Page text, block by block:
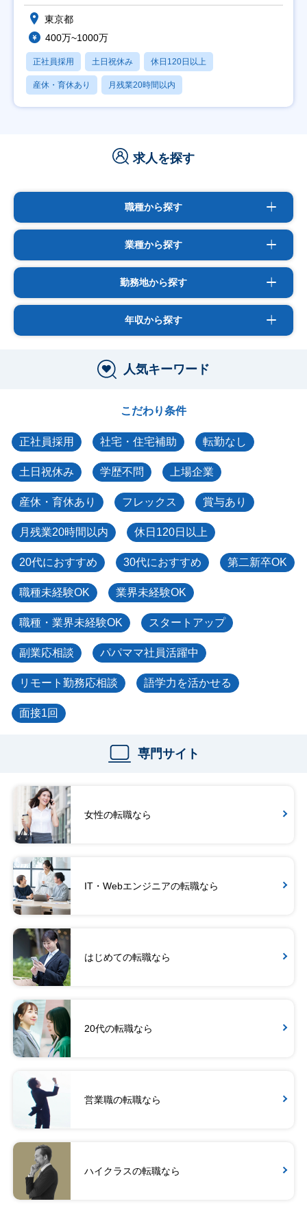
東京都
400万~1000万
正社員採用 土日祝休み 休日120日以上
産休・育休あり 月残業20時間以内
求人を探す
職種から探す
業種から探す
勤務地から探す
年収から探す
人気キーワード
こだわり条件
正社員採用 社宅・住宅補助 転勤なし
土日祝休み 学歴不問 上場企業
産休・育休あり フレックス 賞与あり
月残業20時間以内 休日120日以上
20代におすすめ 30代におすすめ 第二新卒OK
職種未経験OK 業界未経験OK
職種・業界未経験OK スタートアップ
副業応相談 パパママ社員活躍中
リモート勤務応相談 語学力を活かせる
面接1回
専門サイト
女性の転職なら
IT・Webエンジニアの転職なら
はじめての転職なら
20代の転職なら
営業職の転職なら
ハイクラスの転職なら